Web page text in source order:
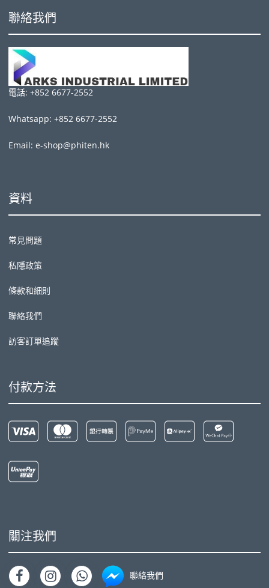
聯絡我們
電話: +852 6677-2552
Whatsapp: +852 6677-2552
Email: e-shop@phiten.hk
資料
常見問題
私隱政策
條款和細則
聯絡我們
訪客訂單追蹤
付款方法
關注我們
聯絡我們